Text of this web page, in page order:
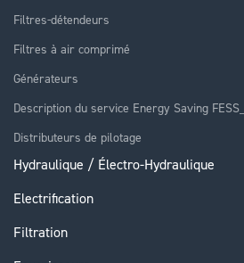
Filtres-détendeurs
Filtres à air comprimé
Générateurs
Description du service Energy Saving
Distributeurs de pilotage
Hydraulique / Électro-Hydraulique
Electrification
Filtration